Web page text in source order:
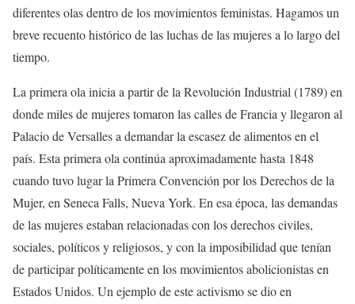
diferentes olas dentro de los movimientos feministas. Hagamos un
breve recuento histórico de las luchas de las mujeres a lo largo del
tiempo.
La primera ola inicia a partir de la Revolución Industrial (1789) en
donde miles de mujeres tomaron las calles de Francia y llegaron al
Palacio de Versalles a demandar la escasez de alimentos en el
país. Esta primera ola continúa aproximadamente hasta 1848
cuando tuvo lugar la Primera Convención por los Derechos de la
Mujer, en Seneca Falls, Nueva York. En esa época, las demandas
de las mujeres estaban relacionadas con los derechos civiles,
sociales, políticos y religiosos, y con la imposibilidad que tenían
de participar políticamente en los movimientos abolicionistas en
Estados Unidos. Un ejemplo de este activismo se dio en